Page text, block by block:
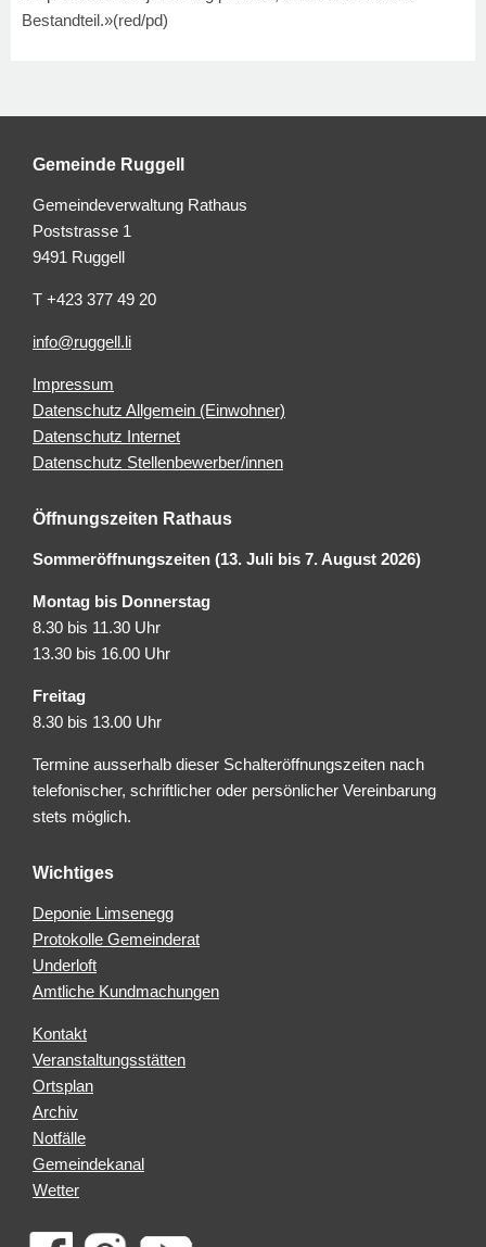
Bestandteil.»(red/pd)
Gemeinde Ruggell
Gemeindeverwaltung Rathaus
Poststrasse 1
9491 Ruggell
T +423 377 49 20
info@ruggell.li
Impressum
Datenschutz Allgemein (Einwohner)
Datenschutz Internet
Datenschutz Stellenbewerber/innen
Öffnungszeiten Rathaus
Sommeröffnungszeiten (13. Juli bis 7. August 2026)
Montag bis Donnerstag
8.30 bis 11.30 Uhr
13.30 bis 16.00 Uhr
Freitag
8.30 bis 13.00 Uhr
Termine ausserhalb dieser Schalteröffnungszeiten nach
telefonischer, schriftlicher oder persönlicher Vereinbarung
stets möglich.
Wichtiges
Deponie Limsenegg
Protokolle Gemeinderat
Underloft
Amtliche Kundmachungen
Kontakt
Veranstaltungsstätten
Ortsplan
Archiv
Notfälle
Gemeindekanal
Wetter